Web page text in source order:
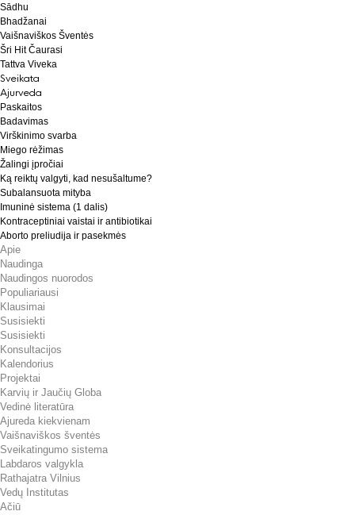
Sādhu
Bhadžanai
Vaišnaviškos Šventės
Šri Hit Čaurasi
Tattva Viveka
Sveikata
Ajurveda
Paskaitos
Badavimas
Virškinimo svarba
Miego rėžimas
Žalingi įpročiai
Ką reiktų valgyti, kad nesušaltume?
Subalansuota mityba
Imuninė sistema (1 dalis)
Kontraceptiniai vaistai ir antibiotikai
Aborto preliudija ir pasekmės
Apie
Naudinga
Naudingos nuorodos
Populiariausi
Klausimai
Susisiekti
Susisiekti
Konsultacijos
Kalendorius
Projektai
Karvių ir Jaučių Globa
Vedinė literatūra
Ajureda kiekvienam
Vaišnaviškos šventės
Sveikatingumo sistema
Labdaros valgykla
Rathajatra Vilnius
Vedų Institutas
Ačiū